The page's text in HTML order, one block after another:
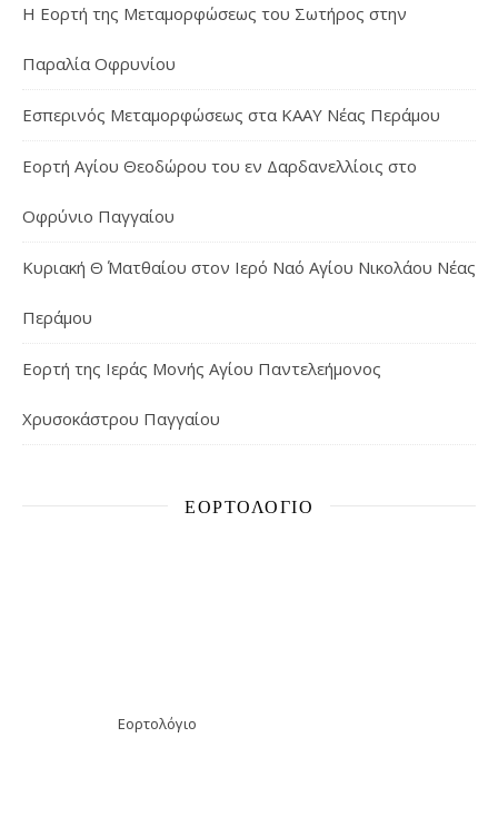
Η Εορτή της Μεταμορφώσεως του Σωτήρος στην
Παραλία Οφρυνίου
Εσπερινός Μεταμορφώσεως στα ΚΑΑΥ Νέας Περάμου
Εορτή Αγίου Θεοδώρου του εν Δαρδανελλίοις στο
Οφρύνιο Παγγαίου
Κυριακή Θ΄ Ματθαίου στον Ιερό Ναό Αγίου Νικολάου Νέας
Περάμου
Εορτή της Ιεράς Μονής Αγίου Παντελεήμονος
Χρυσοκάστρου Παγγαίου
ΕΟΡΤΟΛΌΓΙΟ
Εορτολόγιο